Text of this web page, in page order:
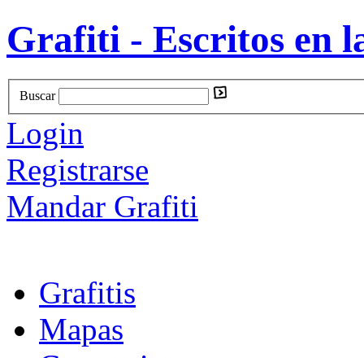
Grafiti - Escritos en
Buscar
Login
Registrarse
Mandar Grafiti
Grafitis
Mapas